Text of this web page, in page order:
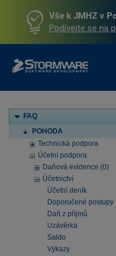
Vše k JMHZ v
Podívejte se na
FAQ
POHODA
Technická podpora
Účetní podpora
Daňová evidence (0)
Účetnictví
Účetní deník
Doporučené postupy
Daň z příjmů
Uzávěrka
Saldo
Výkazy